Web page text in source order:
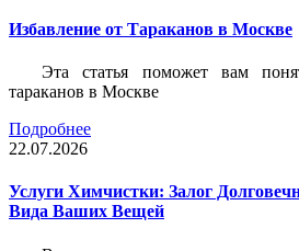
Избавление от Тараканов в Москве
Эта статья поможет вам
тараканов в Москве
Подробнее
22.07.2026
Услуги Химчистки: Залог
Вида Ваших Вещей